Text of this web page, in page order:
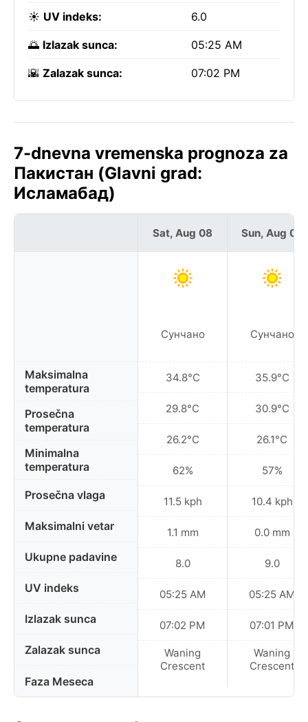
☀️ UV indeks: 6.0
🌅 Izlazak sunca: 05:25 AM
🌇 Zalazak sunca: 07:02 PM
7-dnevna vremenska prognoza za
Пакистан (Glavni grad:
Исламабад)
Maksimalna
temperatura
Prosečna
temperatura
Minimalna
temperatura
Prosečna vlaga
Maksimalni vetar
Ukupne padavine
UV indeks
Izlazak sunca
Zalazak sunca
Faza Meseca
Sat, Aug 08
Сунчано
34.8°C
29.8°C
26.2°C
62%
11.5 kph
1.1 mm
8.0
05:25 AM
07:02 PM
Waning
Crescent
Sun, Aug 09
Сунчано
35.9°C
30.9°C
26.1°C
57%
10.4 kph
0.0 mm
9.0
05:25 AM
07:01 PM
Waning
Crescent